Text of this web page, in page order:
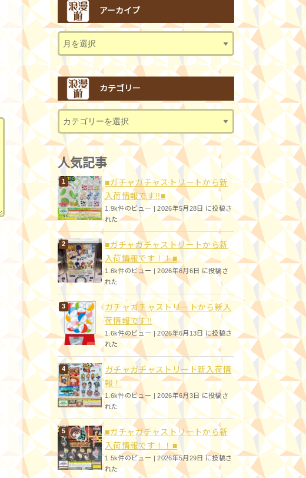
アーカイブ
カテゴリー
人気記事
■ガチャガチャストリートから新
入荷情報です!!■
1.9k件のビュー|2026年5月28日 に投稿さ
れた
■ガチャガチャストリートから新
入荷情報です！！■
1.6k件のビュー |2026年6月6日 に投稿さ
れた
ガチャガチャストリートから新入
荷情報です!!
1.6k件のビュー|2026年6月13日 に投稿さ
れた
ガチャガチャストリート新入荷情
報！
1.6k件のビュー |2026年6月3日 に投稿さ
れた
■ガチャガチャストリートから新
入荷情報です！！■
1.5k件のビュー |2026年5月29日 に投稿さ
れた